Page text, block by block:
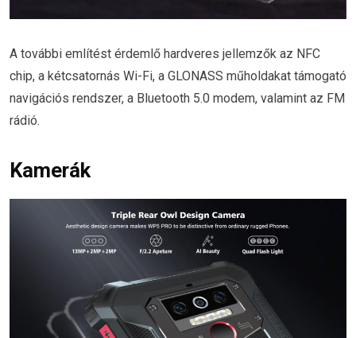
A további említést érdemlő hardveres jellemzők az NFC
chip, a kétcsatornás Wi-Fi, a GLONASS műholdakat támogató
navigációs rendszer, a Bluetooth 5.0 modem, valamint az FM
rádió.
Kamerák